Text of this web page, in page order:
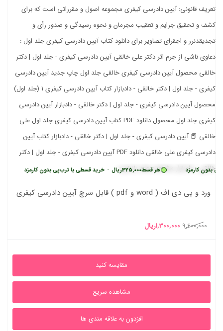
هر قسط325,000ریال • خرید قسطی با ترب‌پی بدون کارمزد کارمزد
ورد و پی دی اف ( word و pdf ) قابل سرچ آیین دادرسی کیفری
9,600,000 قیمت
9,600,000ریال
1,300,000ریال
1,300,000ریال
مقایسه کنید
مشاهده سریع
افزدون به علاقه مندی ها